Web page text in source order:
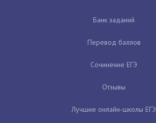
Банк заданий
Перевод баллов
Сочинение ЕГЭ
Отзывы
Лучшие онлайн-школы ЕГЭ